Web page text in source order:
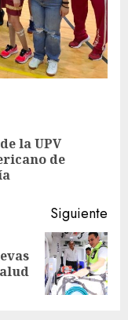
la UPV
de
Siguiente